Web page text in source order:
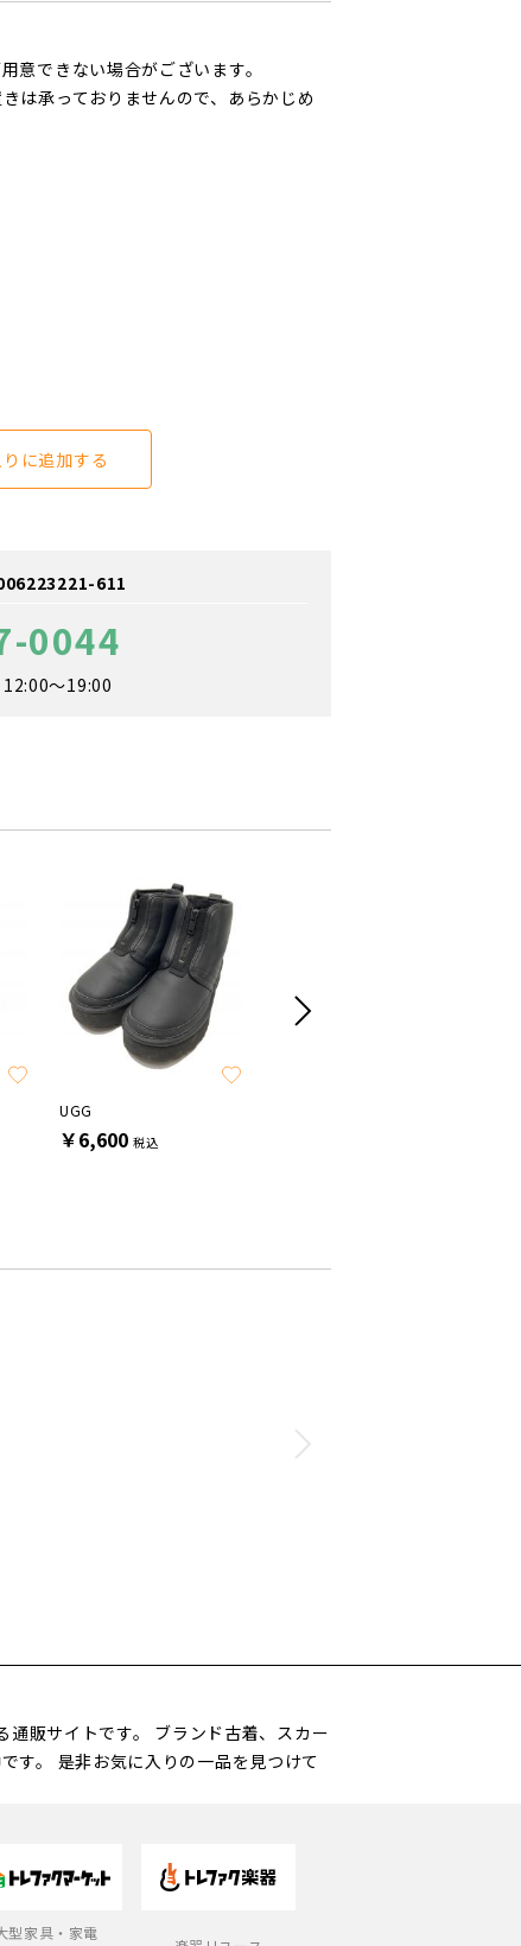
意できない場合がございます。
は承っておりませんので、あらかじめ
に追加する
611
0044
～19:00
UGG
￥6,600 税込
通販サイトです。 ブランド古着、スカー
す。 是非お気に入りの一品を見つけて
型家具・家電